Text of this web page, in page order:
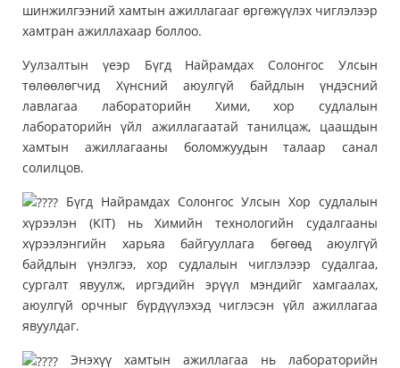
шинжилгээний хамтын ажиллагааг өргөжүүлэх чиглэлээр
хамтран ажиллахаар боллоо.
Уулзалтын үеэр Бүгд Найрамдах Солонгос Улсын
төлөөлөгчид Хүнсний аюулгүй байдлын үндэсний
лавлагаа лабораторийн Хими, хор судлалын
лабораторийн үйл ажиллагаатай танилцаж, цаашдын
хамтын ажиллагааны боломжуудын талаар санал
солилцов.
Бүгд Найрамдах Солонгос Улсын Хор судлалын
хүрээлэн (KIT) нь Химийн технологийн судалгааны
хүрээлэнгийн харьяа байгууллага бөгөөд аюулгүй
байдлын үнэлгээ, хор судлалын чиглэлээр судалгаа,
сургалт явуулж, иргэдийн эрүүл мэндийг хамгаалах,
аюулгүй орчныг бүрдүүлэхэд чиглэсэн үйл ажиллагаа
явуулдаг.
Энэхүү хамтын ажиллагаа нь лабораторийн